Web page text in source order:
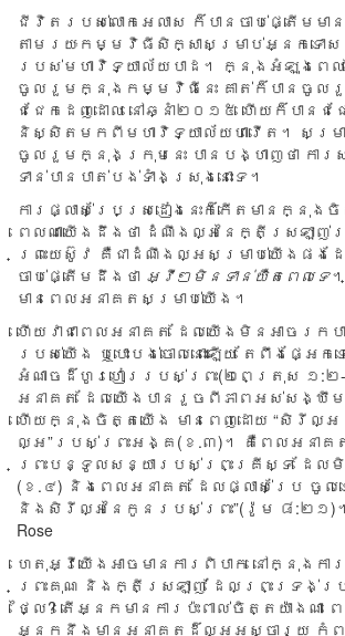
ជីវិត​របស់​លោក​អេលាស ក៏​បាន​ចាប់​ផ្តើម​មា
តាម​រយៈ​កម្ម​វិធី​សិក្សា​សម្រាប់​អ្នក​ទោ
របស់​មហាវិទ្យាល័យ​បាដ។ ក្នុង​អំឡុង​ពេល
ចូល​រួម​ក្នុង​កម្ម​វិធី​នេះ គាត់​ក៏​បាន​ចូ
ជជែក​ដេញ​ដោល នៅ​ឆ្នាំ២០១៥ ហើយ​ក៏​បាន​ជ
និស្សិត​មក​ពី​មហា​វិទ្យាល័យ​ហាវើត។ សម្រាប់​
ចូល​រួម​ក្នុង​ក្រុម​នេះ បាន​បង្ហាញ​ថា ការ​ស
ទាន់​បាន​បាត់​បង់​ទាំង​ស្រុង​នោះ​ទេ។​
ការ​ផ្លាស់​ប្រែ​ស្រ​ដៀង​នេះ​ក៏​កើត​មាន​ក្នុង​
ពេល​ណា​យើង​ដឹង​ថា ដំណឹង​ល្អ​នៃ​ក្តី​ស្រឡា
ព្រះយេស៊ូវ គឺ​ជា​ដំណឹង​ល្អ​សម្រាប់​យើង​ផង​ដែ
ចាប់​ផ្តើម​ដឹង​ថា អ្វី​ៗ​មិន​ទាន់​យឺត​ពេល​ទេ
មាន​ពេល​អនាគត​សម្រាប់​យើង។
ហើយ​វា​ជា​ពេល​អនាគត ដែល​យើង​មិន​អាច​រក​
របស់​យើង ឬ​បោះ​បង់​ចោល​នោះ​ឡើយ តែ​ពឹង​ផ្អែក​
អំណាច​ដ៏​ហូរ​ហៀរ​របស់​ព្រះ​(២ពេត្រុស ១:២
អនាគត ដែល​យើង​បាន​រួច​ពី​ភាព​អស់​សង្ឃឹម
ហើយ​ក្នុង​ចិត្ត​យើង មាន​ពេញ​ដោយ “សិរីល្
ល្អ”របស់​ព្រះ​អង្គ​(ខ.៣)។ គឺ​ពេល​អនាគ
ព្រះ​បន្ទូល​សន្យា​របស់​ព្រះ​គ្រីស្ទ ដែ
(ខ.៤) និង​ពេល​អនាគត ដែល​ផ្លាស់​ប្រែ ចូល​
និង​សិរីល្អ​នៃ​កូន​របស់​ព្រះ”(រ៉ូម ៨:២១)។​
Rose
ហេតុអ្វីយើងអាចមានការពិបាក នៅក្នុងក
ព្រះគុណ និងក្តីស្រឡាញ់ ដែលព្រះទ្រង់ប្
ថ្លៃ? តើអ្នកមានការប៉ះពាល់ចិត្តយ៉ាងណា
អ្នកនឹងមានអនាគតដ៏ល្អអស្ចារ្យ កំ